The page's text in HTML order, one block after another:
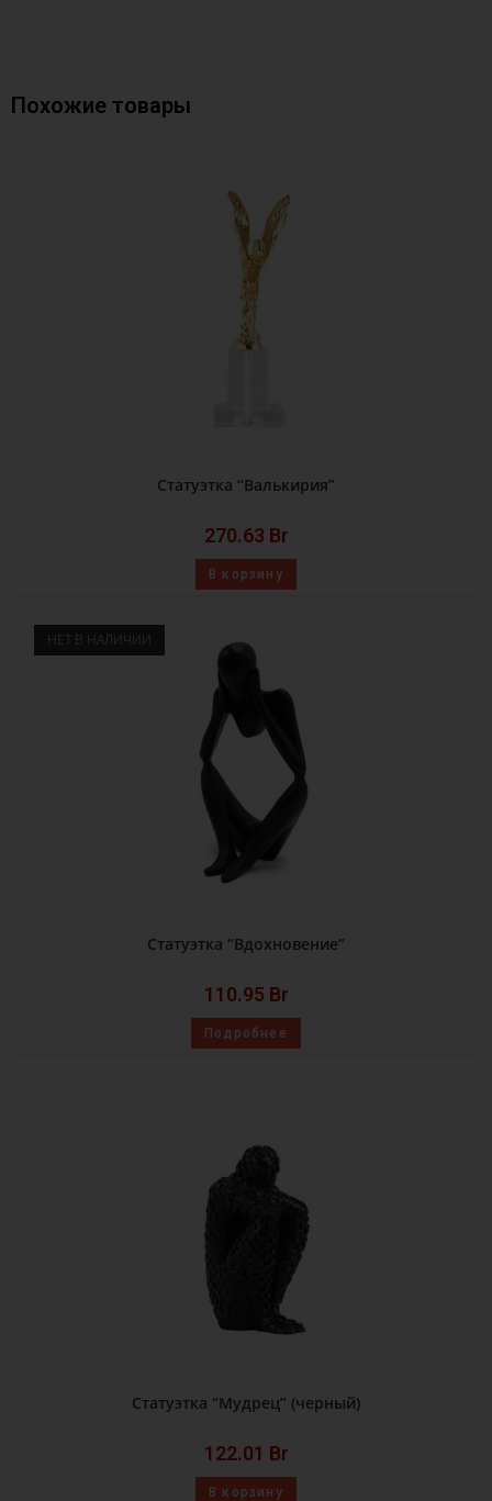
Похожие товары
Статуэтка “Валькирия”
270.63 Br
В корзину
НЕТ В НАЛИЧИИ
Статуэтка “Вдохновение”
110.95 Br
Подробнее
Статуэтка “Мудрец” (черный)
122.01 Br
В корзину